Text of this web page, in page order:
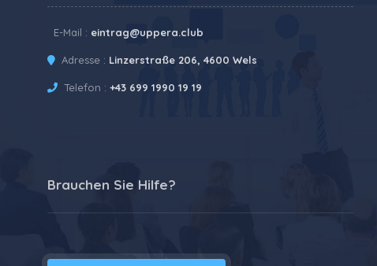
E-Mail : eintrag@uppera.club
Adresse : Linzerstraße 206, 4600 Wels
Telefon : +43 699 1990 19 19
Brauchen Sie Hilfe?